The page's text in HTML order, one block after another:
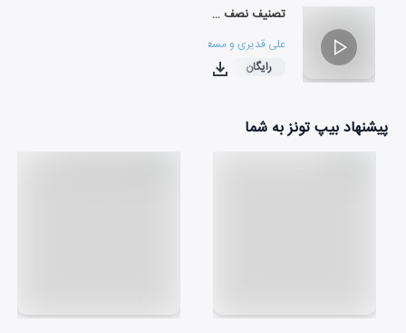
تصنیف نصف جهان
علی قدیری و مسعود میرزایی
۰۴:۲۴
رایگان
پیشنهاد بیپ تونز به شما